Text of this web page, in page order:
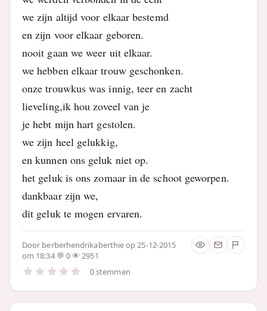
we zijn altijd voor elkaar bestemd
en zijn voor elkaar geboren.
nooit gaan we weer uit elkaar.
we hebben elkaar trouw geschonken.
onze trouwkus was innig, teer en zacht
lieveling,ik hou zoveel van je
je hebt mijn hart gestolen.
we zijn heel gelukkig,
en kunnen ons geluk niet op.
het geluk is ons zomaar in de schoot geworpen.
dankbaar zijn we,
dit geluk te mogen ervaren.
Door berberhendrikaberthieop 25-12-2015
om 18:34
0
2951
0 stemmen